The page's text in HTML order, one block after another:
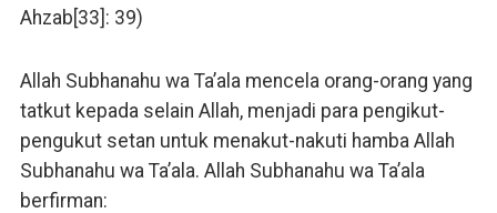
Ahzab[33]: 39)
Allah Subhanahu wa Ta’ala mencela orang-orang yang
tatkut kepada selain Allah, menjadi para pengikut-
pengukut setan untuk menakut-nakuti hamba Allah
Subhanahu wa Ta’ala. Allah Subhanahu wa Ta’ala
berfirman: